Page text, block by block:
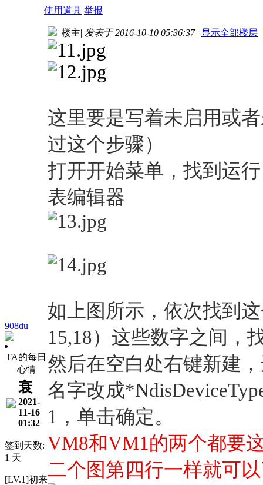
使用道具 举报
908du
TA的每日
心情
衰
2021-
11-16
01:32
签到天数:
1 天
[LV.1]初来
楼主| 发表于 2016-10-10 05:36:37 | 显示全部楼层
这里要是写着未启用或
过这个步骤）
打开开始菜单，找到运
表编辑器
如上图所示，依次找到
15,18）这些数字之间，
然后在空白处右键新建
名字改成
1，单击确定。
VM8和VM1的两个都要
二个图第四行一样就可